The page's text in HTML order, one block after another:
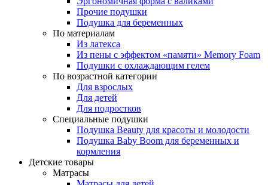
Прочие подушки
Подушка для беременных
По материалам
Из латекса
Из пены с эффектом «памяти» Memory Foam
Подушки с охлаждающим гелем
По возрастной категории
Для взрослых
Для детей
Для подростков
Специальные подушки
Подушка Beauty для красоты и молодости
Подушка Baby Boom для беременных и
кормления
Детские товары
Матрасы